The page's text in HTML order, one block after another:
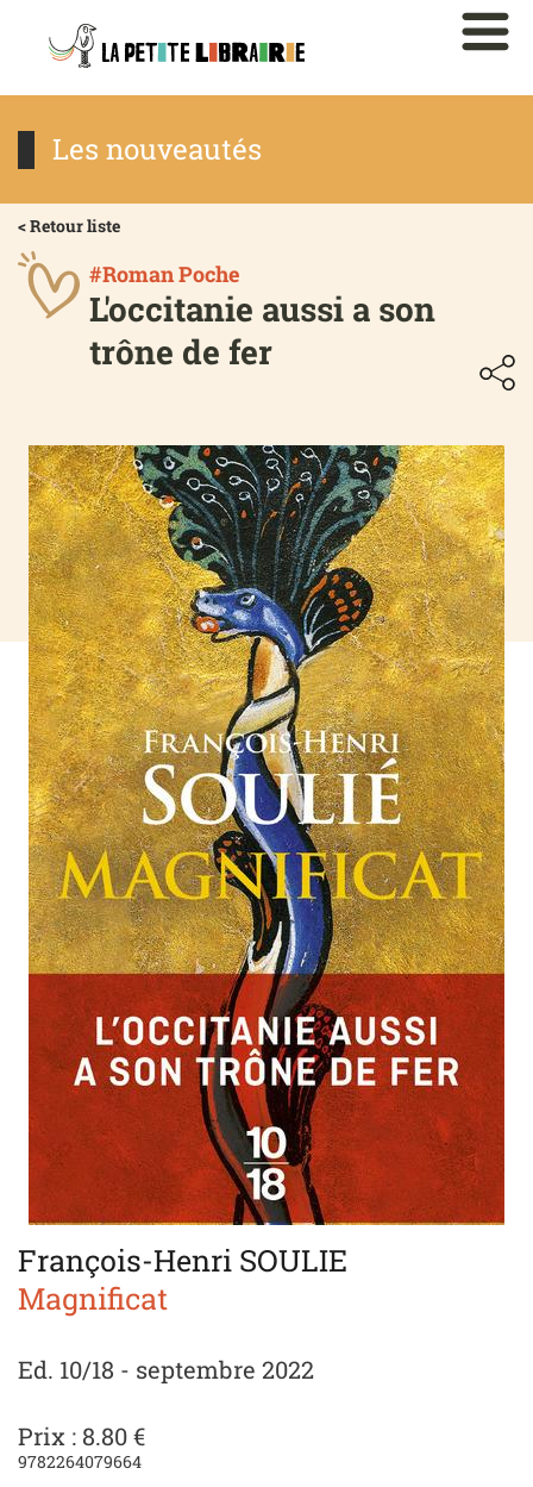
Les nouveautés
< Retour liste
#Roman Poche
L'occitanie aussi a son
trône de fer
François-Henri SOULIE
Magnificat
Ed. 10/18 - septembre 2022
Prix : 8.80 €
9782264079664